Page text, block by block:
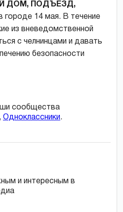
ДОМ, ПОДЪЕЗД,
городе 14 мая. В течение
из вневедомственной
с челнинцами и давать
безопасности
сообщества
, Одноклассники.
и интересным в